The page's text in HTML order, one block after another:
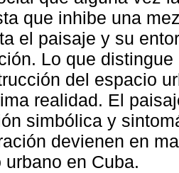
que inhibe una
el paisaje y su
Lo que
del espacio
realidad. El
simbólica y
devienen en
urbano en Cuba.